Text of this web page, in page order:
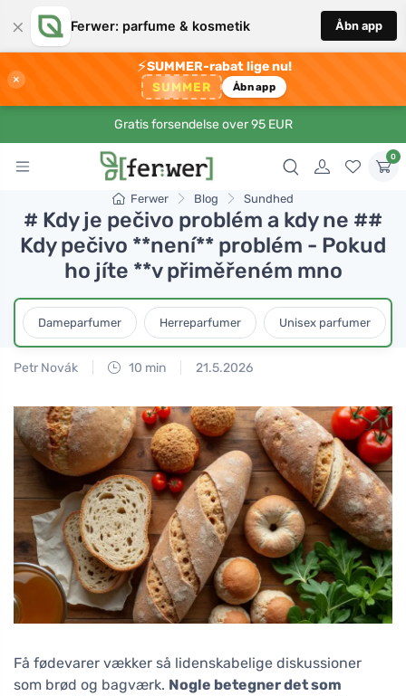
× Ferwer: parfume & kosmetik Åbn app
×
⚡SUMMER-rabat lige nu!
SUMMER Åbn app
Gratis forsendelse over 95 EUR
0
Ferwer Blog Sundhed
# Kdy je pečivo problém a kdy ne ##
Kdy pečivo **není** problém - Pokud
ho jíte **v přiměřeném mno
Dameparfumer Herreparfumer Unisex parfumer
Petr Novák 10 min 21.5.2026
Få fødevarer vækker så lidenskabelige diskussioner
som brød og bagværk. Nogle betegner det som